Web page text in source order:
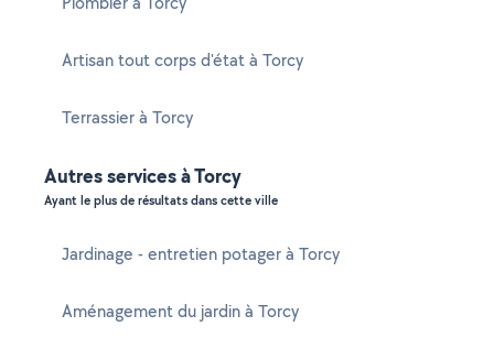
Artisan tout corps d'état à Torcy
Terrassier à Torcy
Autres services à Torcy
Ayant le plus de résultats dans cette ville
Jardinage - entretien potager à Torcy
Aménagement du jardin à Torcy